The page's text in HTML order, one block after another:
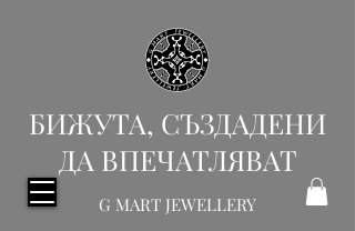
БИЖУТА, СЪЗДАДЕНИ
ДА ВПЕЧАТЛЯВАТ
G MART JEWELLERY